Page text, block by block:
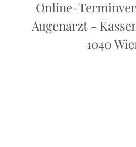
Online-
Augenarzt -
1040